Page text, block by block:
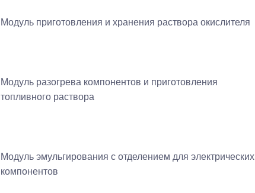
Модуль приготовления и хранения раствора окислителя
Модуль разогрева компонентов и приготовления
топливного раствора
Модуль эмульгирования с отделением для электрических
компонентов